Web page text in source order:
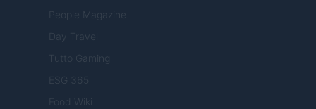
People Magazine
Day Travel
Tutto Gaming
ESG 365
Food Wiki